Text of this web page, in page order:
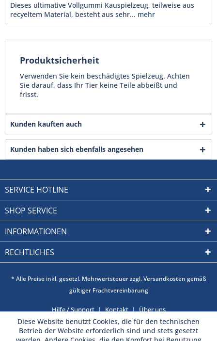
Dieses ultimative Vollgummi Kauspielzeug, teilweise aus
recyeltem Material, besteht aus sehr... mehr
Produktsicherheit
Verwenden Sie kein beschädigtes Spielzeug. Achten
Sie darauf, dass Ihr Tier keine Teile abbeißt und
frisst.
Kunden kauften auch
Kunden haben sich ebenfalls angesehen
SERVICE HOTLINE
SHOP SERVICE
INFORMATIONEN
RECHTLICHES
* Alle Preise inkl. gesetzl. Mehrwertsteuer zzgl. Versandkosten gemäß
gültiger Frachtvereinbarung
Hilfe / Support Kontakt Über uns
Diese Website benutzt Cookies, die für den technischen
Betrieb der Website erforderlich sind und stets gesetzt